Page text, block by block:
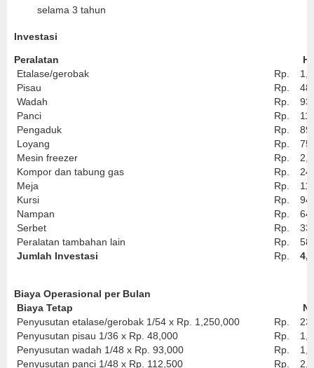
selama 3 tahun
Investasi
Peralatan
Etalase/gerobak
Rp.
Pisau
Rp.
Wadah
Rp.
Panci
Rp.
Pengaduk
Rp.
Loyang
Rp.
Mesin freezer
Rp.
Kompor dan tabung gas
Rp.
Meja
Rp.
Kursi
Rp.
Nampan
Rp.
Serbet
Rp.
Peralatan tambahan lain
Rp.
Jumlah Investasi
Rp.
Biaya Operasional per Bulan
Biaya Tetap
Penyusutan etalase/gerobak 1/54 x Rp. 1,250,000
Rp.
Penyusutan pisau 1/36 x Rp. 48,000
Rp.
Penyusutan wadah 1/48 x Rp. 93,000
Rp.
Penyusutan panci 1/48 x Rp. 112,500
Rp.